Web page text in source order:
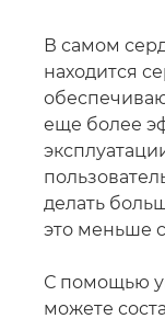
В самом
находится
еще более
делать
это меньше
С помощью
можете